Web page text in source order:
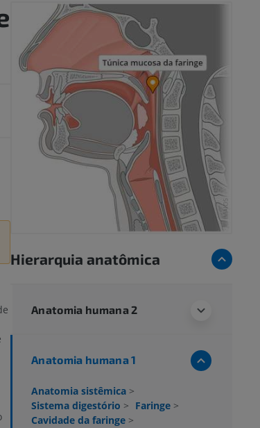
Hierarquia anatômica
Anatomia humana 2
Anatomia humana 1
Anatomia sistêmica >
Sistema digestório > Faringe >
Cavidade da faringe >